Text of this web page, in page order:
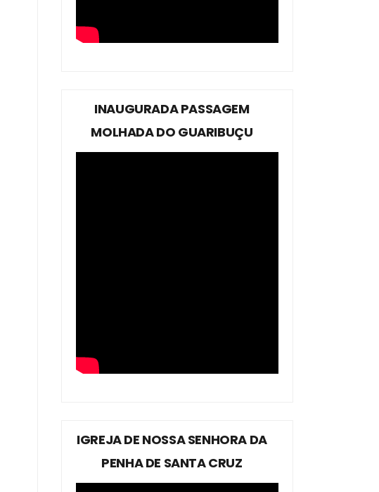
INAUGURADA PASSAGEM
MOLHADA DO GUARIBUÇU
IGREJA DE NOSSA SENHORA DA
PENHA DE SANTA CRUZ